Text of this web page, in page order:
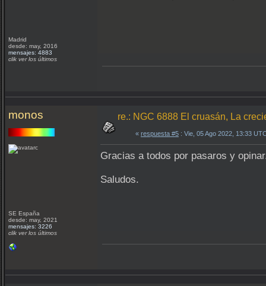
Madrid
desde: may, 2016
mensajes: 4883
clik ver los últimos
monos
SE España
desde: may, 2021
mensajes: 3226
clik ver los últimos
re.: NGC 6888 El cruasán, La
« respuesta #5 : Vie, 05 Ago 2022, 13:33
Gracias a todos por pasaros y
Saludos.